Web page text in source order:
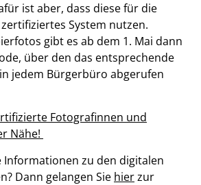
ist aber, dass diese für die
System nutzen.
gibt es ab dem 1. Mai dann
über den das entsprechende
jedem Bürgerbüro abgerufen
Fotografinnen und
Nähe!
Informationen zu den digitalen
Dann gelangen Sie hierzur